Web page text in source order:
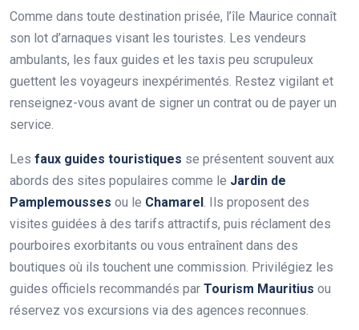
Comme dans toute destination prisée, l’île Maurice connaît
son lot d’arnaques visant les touristes. Les vendeurs
ambulants, les faux guides et les taxis peu scrupuleux
guettent les voyageurs inexpérimentés. Restez vigilant et
renseignez-vous avant de signer un contrat ou de payer un
service.
Les faux guides touristiques se présentent souvent aux
abords des sites populaires comme le Jardin de
Pamplemousses ou le Chamarel. Ils proposent des
visites guidées à des tarifs attractifs, puis réclament des
pourboires exorbitants ou vous entraînent dans des
boutiques où ils touchent une commission. Privilégiez les
guides officiels recommandés par Tourism Mauritius ou
réservez vos excursions via des agences reconnues.